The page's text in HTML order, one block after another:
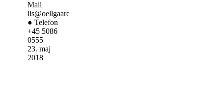
Mail
lis@oellgaard.dk
● Telefon
+45 5086
0555
23. maj
2018